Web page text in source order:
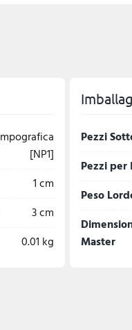
[NP1]
1 cm
3 cm
0.01 kg
Pezzi
Pezzi
Peso
Master